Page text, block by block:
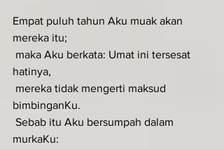
Empat puluh tahun Aku muak akan
mereka itu;
hatinya,
bimbinganKu.
murkaKu: